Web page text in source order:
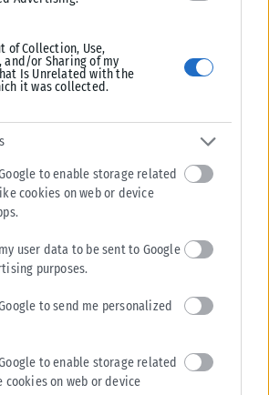
of Collection, Use,
and/or Sharing of my
Is Unrelated with the
it was collected.
to enable storage related
cookies on web or device
user data to be sent to Google
purposes.
to send me personalized
to enable storage related
on web or device
Θεσσαλονίκη ο Ηρακλής
στη Θεσσαλονίκη για τη συνέχεια της
06/08/2026